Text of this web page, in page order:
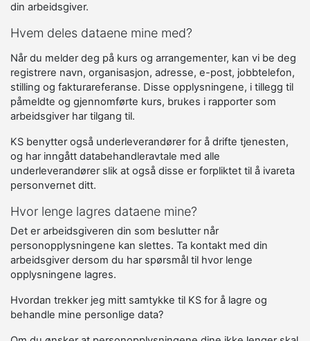
din arbeidsgiver.
Hvem deles dataene mine med?
Når du melder deg på kurs og arrangementer, kan vi be deg
registrere navn, organisasjon, adresse, e-post, jobbtelefon,
stilling og fakturareferanse. Disse opplysningene, i tillegg til
påmeldte og gjennomførte kurs, brukes i rapporter som
arbeidsgiver har tilgang til.
KS benytter også underleverandører for å drifte tjenesten,
og har inngått databehandleravtale med alle
underleverandører slik at også disse er forpliktet til å ivareta
personvernet ditt.
Hvor lenge lagres dataene mine?
Det er arbeidsgiveren din som beslutter når
personopplysningene kan slettes. Ta kontakt med din
arbeidsgiver dersom du har spørsmål til hvor lenge
opplysningene lagres.
Hvordan trekker jeg mitt samtykke til KS for å lagre og
behandle mine personlige data?